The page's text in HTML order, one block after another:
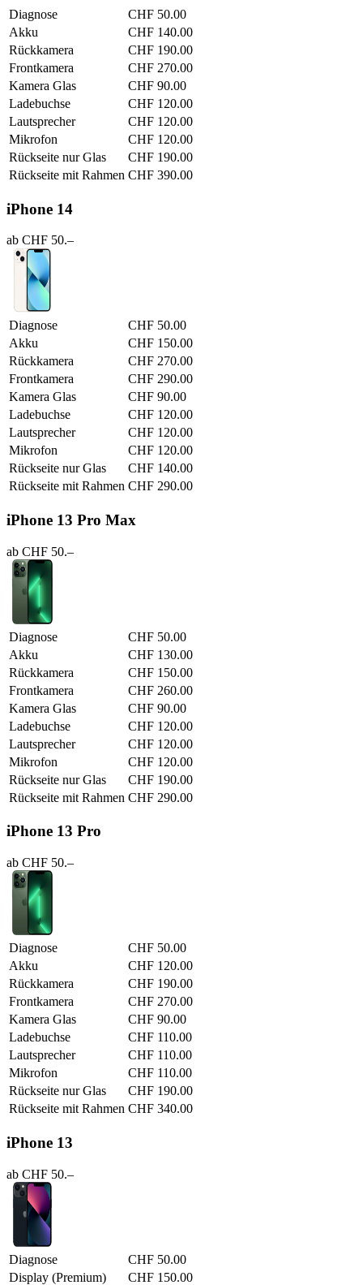
Diagnose
CHF 50.00
Akku
CHF 140.00
Rückkamera
CHF 190.00
Frontkamera
CHF 270.00
Kamera Glas
CHF 90.00
Ladebuchse
CHF 120.00
Lautsprecher
CHF 120.00
Mikrofon
CHF 120.00
Rückseite nur Glas
CHF 190.00
Rückseite mit Rahmen CHF 390.00
iPhone 14
ab CHF 50.–
Diagnose
CHF 50.00
Akku
CHF 150.00
Rückkamera
CHF 270.00
Frontkamera
CHF 290.00
Kamera Glas
CHF 90.00
Ladebuchse
CHF 120.00
Lautsprecher
CHF 120.00
Mikrofon
CHF 120.00
Rückseite nur Glas
CHF 140.00
Rückseite mit Rahmen CHF 290.00
iPhone 13 Pro Max
ab CHF 50.–
Diagnose
CHF 50.00
Akku
CHF 130.00
Rückkamera
CHF 150.00
Frontkamera
CHF 260.00
Kamera Glas
CHF 90.00
Ladebuchse
CHF 120.00
Lautsprecher
CHF 120.00
Mikrofon
CHF 120.00
Rückseite nur Glas
CHF 190.00
Rückseite mit Rahmen CHF 290.00
iPhone 13 Pro
ab CHF 50.–
Diagnose
CHF 50.00
Akku
CHF 120.00
Rückkamera
CHF 190.00
Frontkamera
CHF 270.00
Kamera Glas
CHF 90.00
Ladebuchse
CHF 110.00
Lautsprecher
CHF 110.00
Mikrofon
CHF 110.00
Rückseite nur Glas
CHF 190.00
Rückseite mit Rahmen CHF 340.00
iPhone 13
ab CHF 50.–
Diagnose
CHF 50.00
Display (Premium)
CHF 150.00